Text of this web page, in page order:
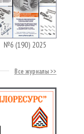
№6 (190) 2025
Все журналы